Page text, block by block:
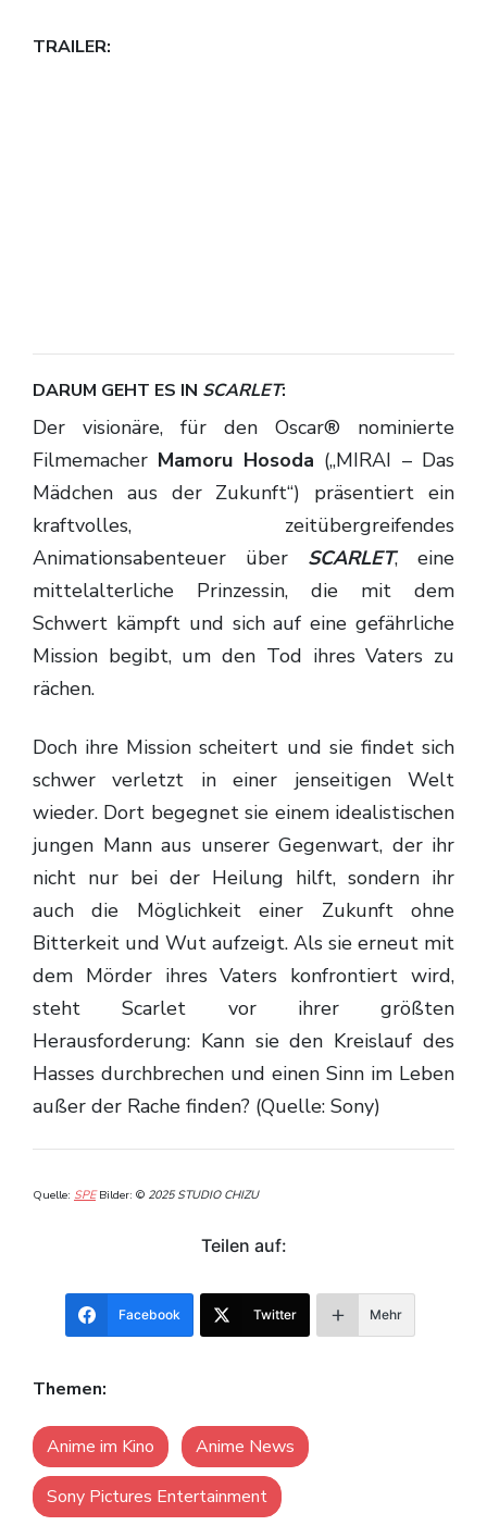
TRAILER:
DARUM GEHT ES IN SCARLET:
Der visionäre, für den Oscar® nominierte
Filmemacher Mamoru Hosoda („MIRAI – Das
Mädchen aus der Zukunft“) präsentiert ein
kraftvolles, zeitübergreifendes
Animationsabenteuer über SCARLET, eine
mittelalterliche Prinzessin, die mit dem
Schwert kämpft und sich auf eine gefährliche
Mission begibt, um den Tod ihres Vaters zu
rächen.
Doch ihre Mission scheitert und sie findet sich
schwer verletzt in einer jenseitigen Welt
wieder. Dort begegnet sie einem idealistischen
jungen Mann aus unserer Gegenwart, der ihr
nicht nur bei der Heilung hilft, sondern ihr
auch die Möglichkeit einer Zukunft ohne
Bitterkeit und Wut aufzeigt. Als sie erneut mit
dem Mörder ihres Vaters konfrontiert wird,
steht Scarlet vor ihrer größten
Herausforderung: Kann sie den Kreislauf des
Hasses durchbrechen und einen Sinn im Leben
außer der Rache finden? (Quelle: Sony)
Quelle: SPE Bilder: © 2025 STUDIO CHIZU
Teilen auf:
Facebook Twitter Mehr
Themen:
Anime im Kino Anime News
Sony Pictures Entertainment